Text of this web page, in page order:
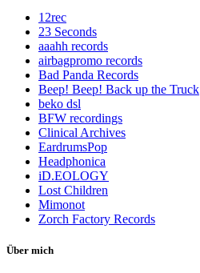
12rec
23 Seconds
aaahh records
airbagpromo records
Bad Panda Records
Beep! Beep! Back up the Truck
beko dsl
BFW recordings
Clinical Archives
EardrumsPop
Headphonica
iD.EOLOGY
Lost Children
Mimonot
Zorch Factory Records
Über mich